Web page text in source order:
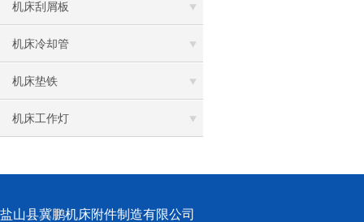
机床刮屑板
机床冷却管
机床垫铁
机床工作灯
盐山县冀鹏机床附件制造有限公司